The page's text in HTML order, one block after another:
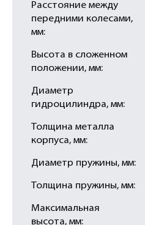
Расстояние между
передними колесами,
мм:
Высота в сложенном
положении, мм:
Диаметр
гидроцилиндра, мм:
Толщина металла
корпуса, мм:
Диаметр пружины, мм:
Толщина пружины, мм:
Максимальная
высота, мм: